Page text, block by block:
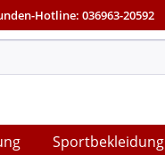
Hotline: 036963-20592
Sportbekleidung